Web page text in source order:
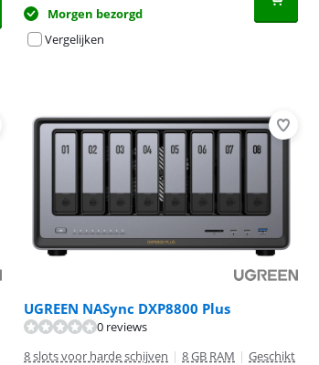
Morgen bezorgd
Vergelijken
UGREEN NASync DXP8800 Plus
0 reviews
8 slots voor harde schijven | 8 GB RAM | Geschikt